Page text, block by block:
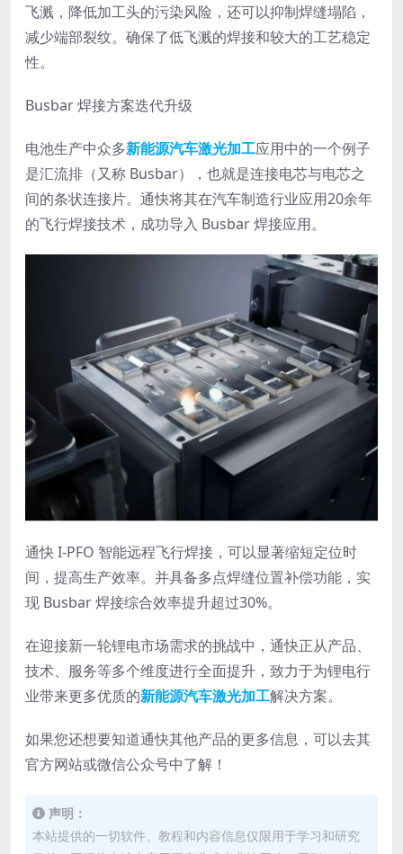
飞溅，降低加工头的污染风险，还可以抑制焊缝塌陷，
减少端部裂纹。确保了低飞溅的焊接和较大的工艺稳定
性。
Busbar 焊接方案迭代升级
电池生产中众多新能源汽车激光加工应用中的一个例子
是汇流排（又称 Busbar），也就是连接电芯与电芯之
间的条状连接片。通快将其在汽车制造行业应用20余年
的飞行焊接技术，成功导入 Busbar 焊接应用。
通快 I-PFO 智能远程飞行焊接，可以显著缩短定位时
间，提高生产效率。并具备多点焊缝位置补偿功能，实
现 Busbar 焊接综合效率提升超过30%。
在迎接新一轮锂电市场需求的挑战中，通快正从产品、
技术、服务等多个维度进行全面提升，致力于为锂电行
业带来更多优质的新能源汽车激光加工解决方案。
如果您还想要知道通快其他产品的更多信息，可以去其
官方网站或微信公众号中了解！
声明：
本站提供的一切软件、教程和内容信息仅限用于学习和研究